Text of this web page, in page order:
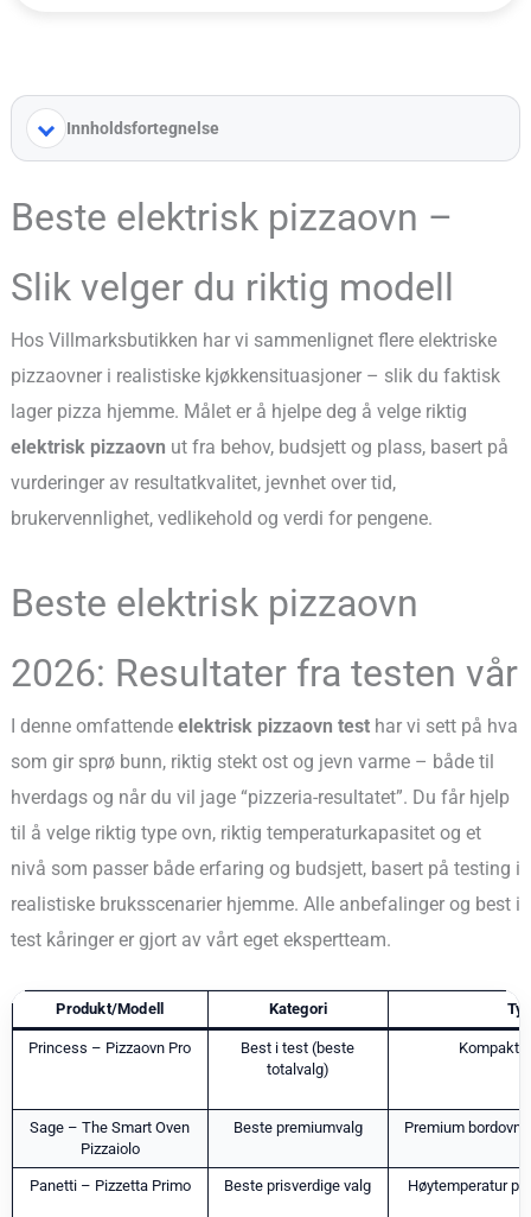
Innholdsfortegnelse
Beste elektrisk pizzaovn –
Slik velger du riktig modell
Hos Villmarksbutikken har vi sammenlignet flere elektriske
pizzaovner i realistiske kjøkkensituasjoner – slik du faktisk
lager pizza hjemme. Målet er å hjelpe deg å velge riktig
elektrisk pizzaovn ut fra behov, budsjett og plass, basert på
vurderinger av resultatkvalitet, jevnhet over tid,
brukervennlighet, vedlikehold og verdi for pengene.
Beste elektrisk pizzaovn
2026: Resultater fra testen vår
I denne omfattende elektrisk pizzaovn testhar vi sett på hva
som gir sprø bunn, riktig stekt ost og jevn varme – både til
hverdags og når du vil jage “pizzeria-resultatet”. Du får hjelp
til å velge riktig type ovn, riktig temperaturkapasitet og et
nivå som passer både erfaring og budsjett, basert på testing i
realistiske bruksscenarier hjemme. Alle anbefalinger og best i
test kåringer er gjort av vårt eget ekspertteam.
Produkt/Modell Kategori
Princess – Pizzaovn Pro
Best i test (beste
totalvalg)
Kompakt
Sage – The Smart Oven
Pizzaiolo
Beste premiumvalg Premium bordovn
Panetti – Pizzetta Primo Beste prisverdige valg
Høytemperatur